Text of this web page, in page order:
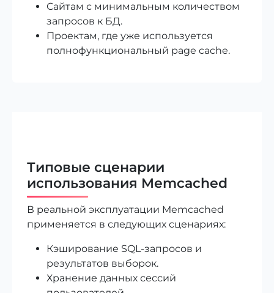
Сайтам с минимальным количеством
запросов к БД.
Проектам, где уже используется
полнофункциональный page cache.
Типовые сценарии
использования Memcached
В реальной эксплуатации Memcached
применяется в следующих сценариях:
Кэширование SQL-запросов и
результатов выборок.
Хранение данных сессий